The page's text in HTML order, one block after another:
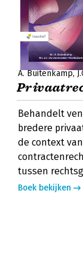
A. Buitenkamp
Behandelt
bredere
de context
tussen
Boek bekijken